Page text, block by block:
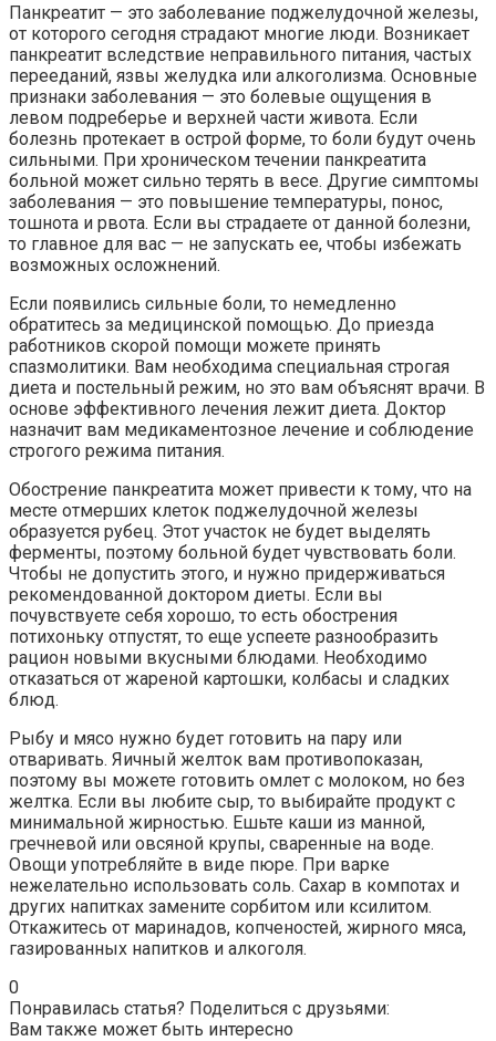
Панкреатит — это заболевание поджелудочной железы,
от которого сегодня страдают многие люди. Возникает
панкреатит вследствие неправильного питания, частых
перееданий, язвы желудка или алкоголизма. Основные
признаки заболевания — это болевые ощущения в
левом подреберье и верхней части живота. Если
болезнь протекает в острой форме, то боли будут очень
сильными. При хроническом течении панкреатита
больной может сильно терять в весе. Другие симптомы
заболевания — это повышение температуры, понос,
тошнота и рвота. Если вы страдаете от данной болезни,
то главное для вас — не запускать ее, чтобы избежать
возможных осложнений.
Если появились сильные боли, то немедленно
обратитесь за медицинской помощью. До приезда
работников скорой помощи можете принять
спазмолитики. Вам необходима специальная строгая
диета и постельный режим, но это вам объяснят врачи. В
основе эффективного лечения лежит диета. Доктор
назначит вам медикаментозное лечение и соблюдение
строгого режима питания.
Обострение панкреатита может привести к тому, что на
месте отмерших клеток поджелудочной железы
образуется рубец. Этот участок не будет выделять
ферменты, поэтому больной будет чувствовать боли.
Чтобы не допустить этого, и нужно придерживаться
рекомендованной доктором диеты. Если вы
почувствуете себя хорошо, то есть обострения
потихоньку отпустят, то еще успеете разнообразить
рацион новыми вкусными блюдами. Необходимо
отказаться от жареной картошки, колбасы и сладких
блюд.
Рыбу и мясо нужно будет готовить на пару или
отваривать. Яичный желток вам противопоказан,
поэтому вы можете готовить омлет с молоком, но без
желтка. Если вы любите сыр, то выбирайте продукт с
минимальной жирностью. Ешьте каши из манной,
гречневой или овсяной крупы, сваренные на воде.
Овощи употребляйте в виде пюре. При варке
нежелательно использовать соль. Сахар в компотах и
других напитках замените сорбитом или ксилитом.
Откажитесь от маринадов, копченостей, жирного мяса,
газированных напитков и алкоголя.
0
Понравилась статья? Поделиться с друзьями:
Вам также может быть интересно